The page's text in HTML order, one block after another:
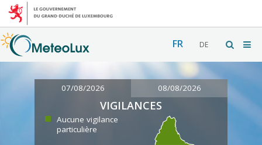
FR DE
07/08/2026 08/08/2026
VIGILANCES
Aucune vigilance
particulière